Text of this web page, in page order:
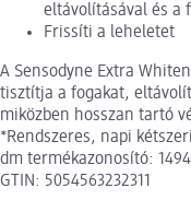
eltávolításával és a
Frissíti a leheletet
A Sensodyne Extra
tisztítja a fogakat,
miközben hosszan tartó
*Rendszeres, napi
dm termékazonosító:
GTIN: 5054563232311